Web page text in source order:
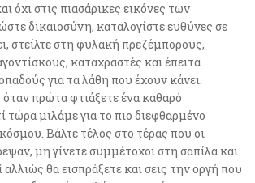
όχι στις πιασάρικες εικόνες των
δικαιοσύνη, καταλογίστε ευθύνες σε
στείλτε στη φυλακή πρεζέμπορους,
καταχραστές και έπειτα
για τα λάθη που έχουν κάνει.
πρώτα φτιάξετε ένα καθαρό
τώρα μιλάμε για το πιο διεφθαρμένο
Βάλτε τέλος στο τέρας που οι
μη γίνετε συμμέτοχοι στη σαπίλα και
αλλιώς θα εισπράξετε και σεις την οργή που